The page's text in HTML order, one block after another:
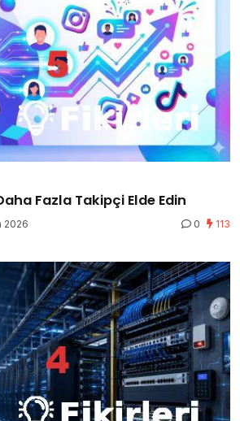
Fazla Takipçi Elde Edin
2026 0 113